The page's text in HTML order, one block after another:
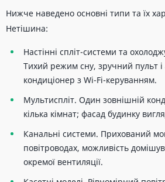
Нижче наведено основні типи та їх
Нетішина:
Настінні спліт-системи та
Тихий режим сну, зручний пульт
кондиціонер з Wi-Fi-керуванням.
Мультиспліт. Один зовнішній
кілька кімнат; фасад будинку
Канальні системи. Прихований
повітроводах, можливість
окремої вентиляції.